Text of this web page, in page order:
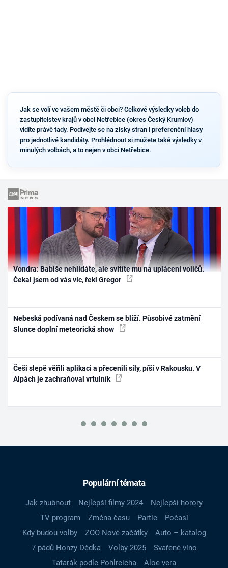
Jak se volí ve vašem městě či obci? Celkové výsledky voleb do
zastupitelstev krajů v obci Netřebice (okres Český Krumlov)
vidíte právě tady. Podívejte se na zisky stran i preferenční hlasy
pro jednotlivé kandidáty. Prohlédnout si můžete také výsledky v
minulých volbách, a to nejen v obci Netřebice.
Vondra: Babiše nehlídáte, ale svítíte mu na uplácení voličů.
Čekal jsem od vás víc, řekl Gregor
Nebeská podívaná nad Českem se blíží. Působivé zatmění
Slunce doplní meteorická show
Češi slepě věřili aplikaci a přecenili síly, píší v Rakousku. V
Alpách je zachraňoval vrtulník
Populární témata
Jak zhubnout Nejlepší filmy 2024
Nejlepší horory
TV program
Změna času Partie
Počasí
Kdy budou volby
ZOO Nové začátky
Auto – katalog
7 pádů Honzy Dědka
Volby 2025
Svařené víno
Tatarák podle Pohlreicha
Aloe vera